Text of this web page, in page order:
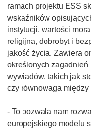
ramach projektu ESS
wskaźników
instytucji, wartości
religijna, dobrobyt i
jakość życia. Zawiera
określonych zagadnień
wywiadów, takich jak
czy równowaga
- To pozwala nam
europejskiego modelu